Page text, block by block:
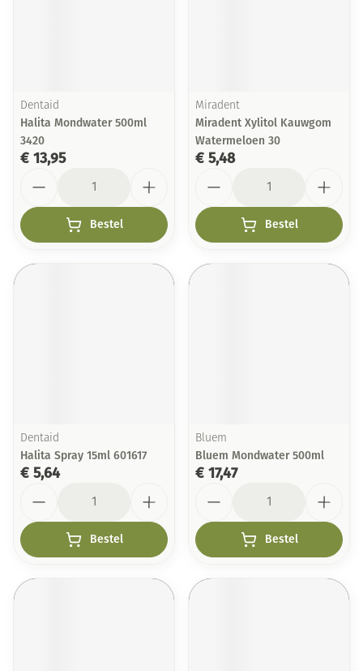
Dentaid
Halita Mondwater 500ml
3420
€ 13,95
Bestel
Miradent
Miradent Xylitol Kauwgom
Watermeloen 30
€ 5,48
Bestel
Dentaid
Halita Spray 15ml 601617
€ 5,64
Bestel
Bluem
Bluem Mondwater 500ml
€ 17,47
Bestel